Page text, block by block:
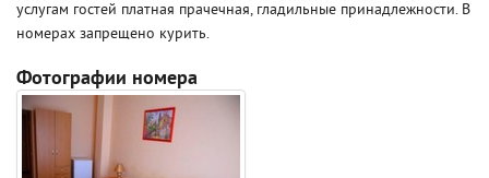
услугам гостей платная прачечная, гладильные принадлежности. В
номерах запрещено курить.
Фотографии номера